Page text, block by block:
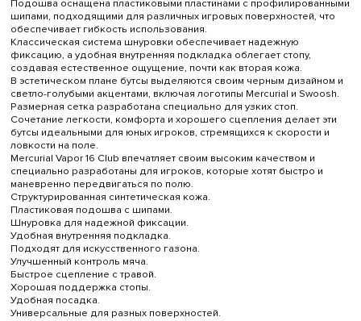
Подошва оснащена пластиковыми пластинами с профилированными
шипами, подходящими для различных игровых поверхностей, что
обеспечивает гибкость использования.
Классическая система шнуровки обеспечивает надежную
фиксацию, а удобная внутренняя подкладка облегает стопу,
создавая естественное ощущение, почти как вторая кожа.
В эстетическом плане бутсы выделяются своим черным дизайном и
светло-голубыми акцентами, включая логотипы Mercurial и Swoosh.
Размерная сетка разработана специально для узких стоп.
Сочетание легкости, комфорта и хорошего сцепления делает эти
бутсы идеальными для юных игроков, стремящихся к скорости и
ловкости на поле.
Mercurial Vapor 16 Club впечатляет своим высоким качеством и
специально разработаны для игроков, которые хотят быстро и
маневренно передвигаться по полю.
Структурированная синтетическая кожа.
Пластиковая подошва с шипами.
Шнуровка для надежной фиксации.
Удобная внутренняя подкладка.
Подходят для искусственного газона.
Улучшенный контроль мяча.
Быстрое сцепление с травой.
Хорошая поддержка стопы.
Удобная посадка.
Универсальные для разных поверхностей.